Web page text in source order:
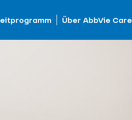
Über AbbVie Care